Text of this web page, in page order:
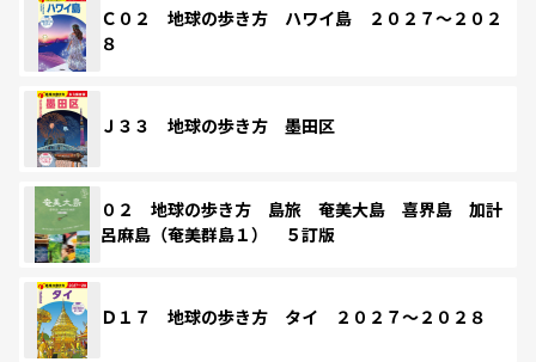
Ｃ０２ 地球の歩き方 ハワイ島 ２０２７～２０２
８
Ｊ３３ 地球の歩き方 墨田区
０２ 地球の歩き方 島旅 奄美大島 喜界島 加計
呂麻島（奄美群島１） ５訂版
Ｄ１７ 地球の歩き方 タイ ２０２７～２０２８